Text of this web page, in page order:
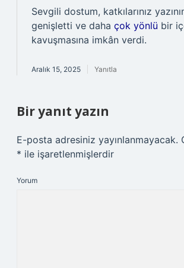
Sevgili dostum, katkılarınız
genişletti ve daha çok yönlü bir
kavuşmasına imkân verdi.
Aralık 15, 2025 Yanıtla
Bir yanıt yazın
E-posta adresiniz yayınlanmayacak.
* ile işaretlenmişlerdir
Yorum